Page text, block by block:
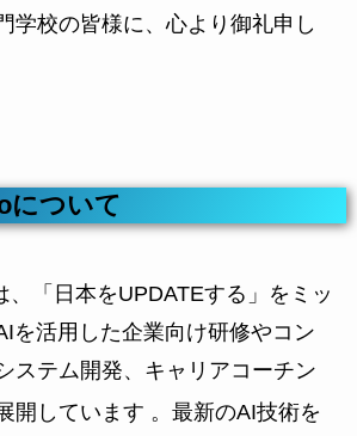
学校の皆様に、心より御礼申し
について
、「日本をUPDATEする」をミッ
を活用した企業向け研修やコン
ステム開発、キャリアコーチン
開しています 。最新のAI技術を